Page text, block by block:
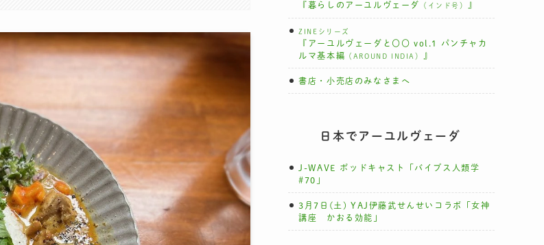
『暮らしのアーユルヴェーダ （インド号） 』
ZINEシリーズ
『アーユルヴェーダと〇〇 vol.1 パンチャカ
ルマ基本編
（AROUND INDIA） 』
書店・小売店のみなさまへ
日本でアーユルヴェーダ
J-WAVE ポッドキャスト「バイブス人類学
#70」
3月7日(土) YAJ伊藤武せんせいコラボ「女神
講座 かおる効能」